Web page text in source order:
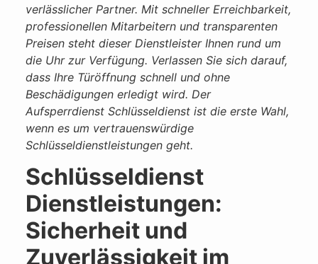
verlässlicher Partner. Mit schneller Erreichbarkeit,
professionellen Mitarbeitern und transparenten
Preisen steht dieser Dienstleister Ihnen rund um
die Uhr zur Verfügung. Verlassen Sie sich darauf,
dass Ihre Türöffnung schnell und ohne
Beschädigungen erledigt wird. Der
Aufsperrdienst Schlüsseldienst ist die erste Wahl,
wenn es um vertrauenswürdige
Schlüsseldienstleistungen geht.
Schlüsseldienst
Dienstleistungen:
Sicherheit und
Zuverlässigkeit im